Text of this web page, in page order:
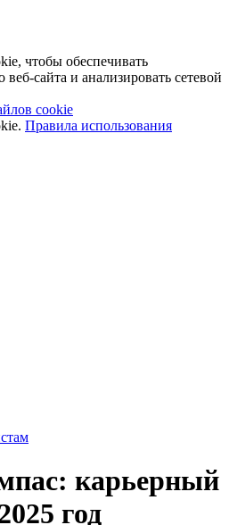
чтобы обеспечивать
сайта и анализировать сетевой
cookie
Правила использования
карьерный
год